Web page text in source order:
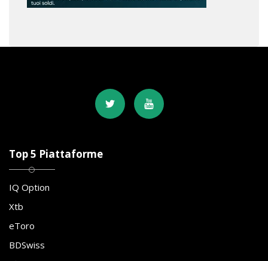
Top 5 Piattaforme
IQ Option
Xtb
eToro
BDSwiss